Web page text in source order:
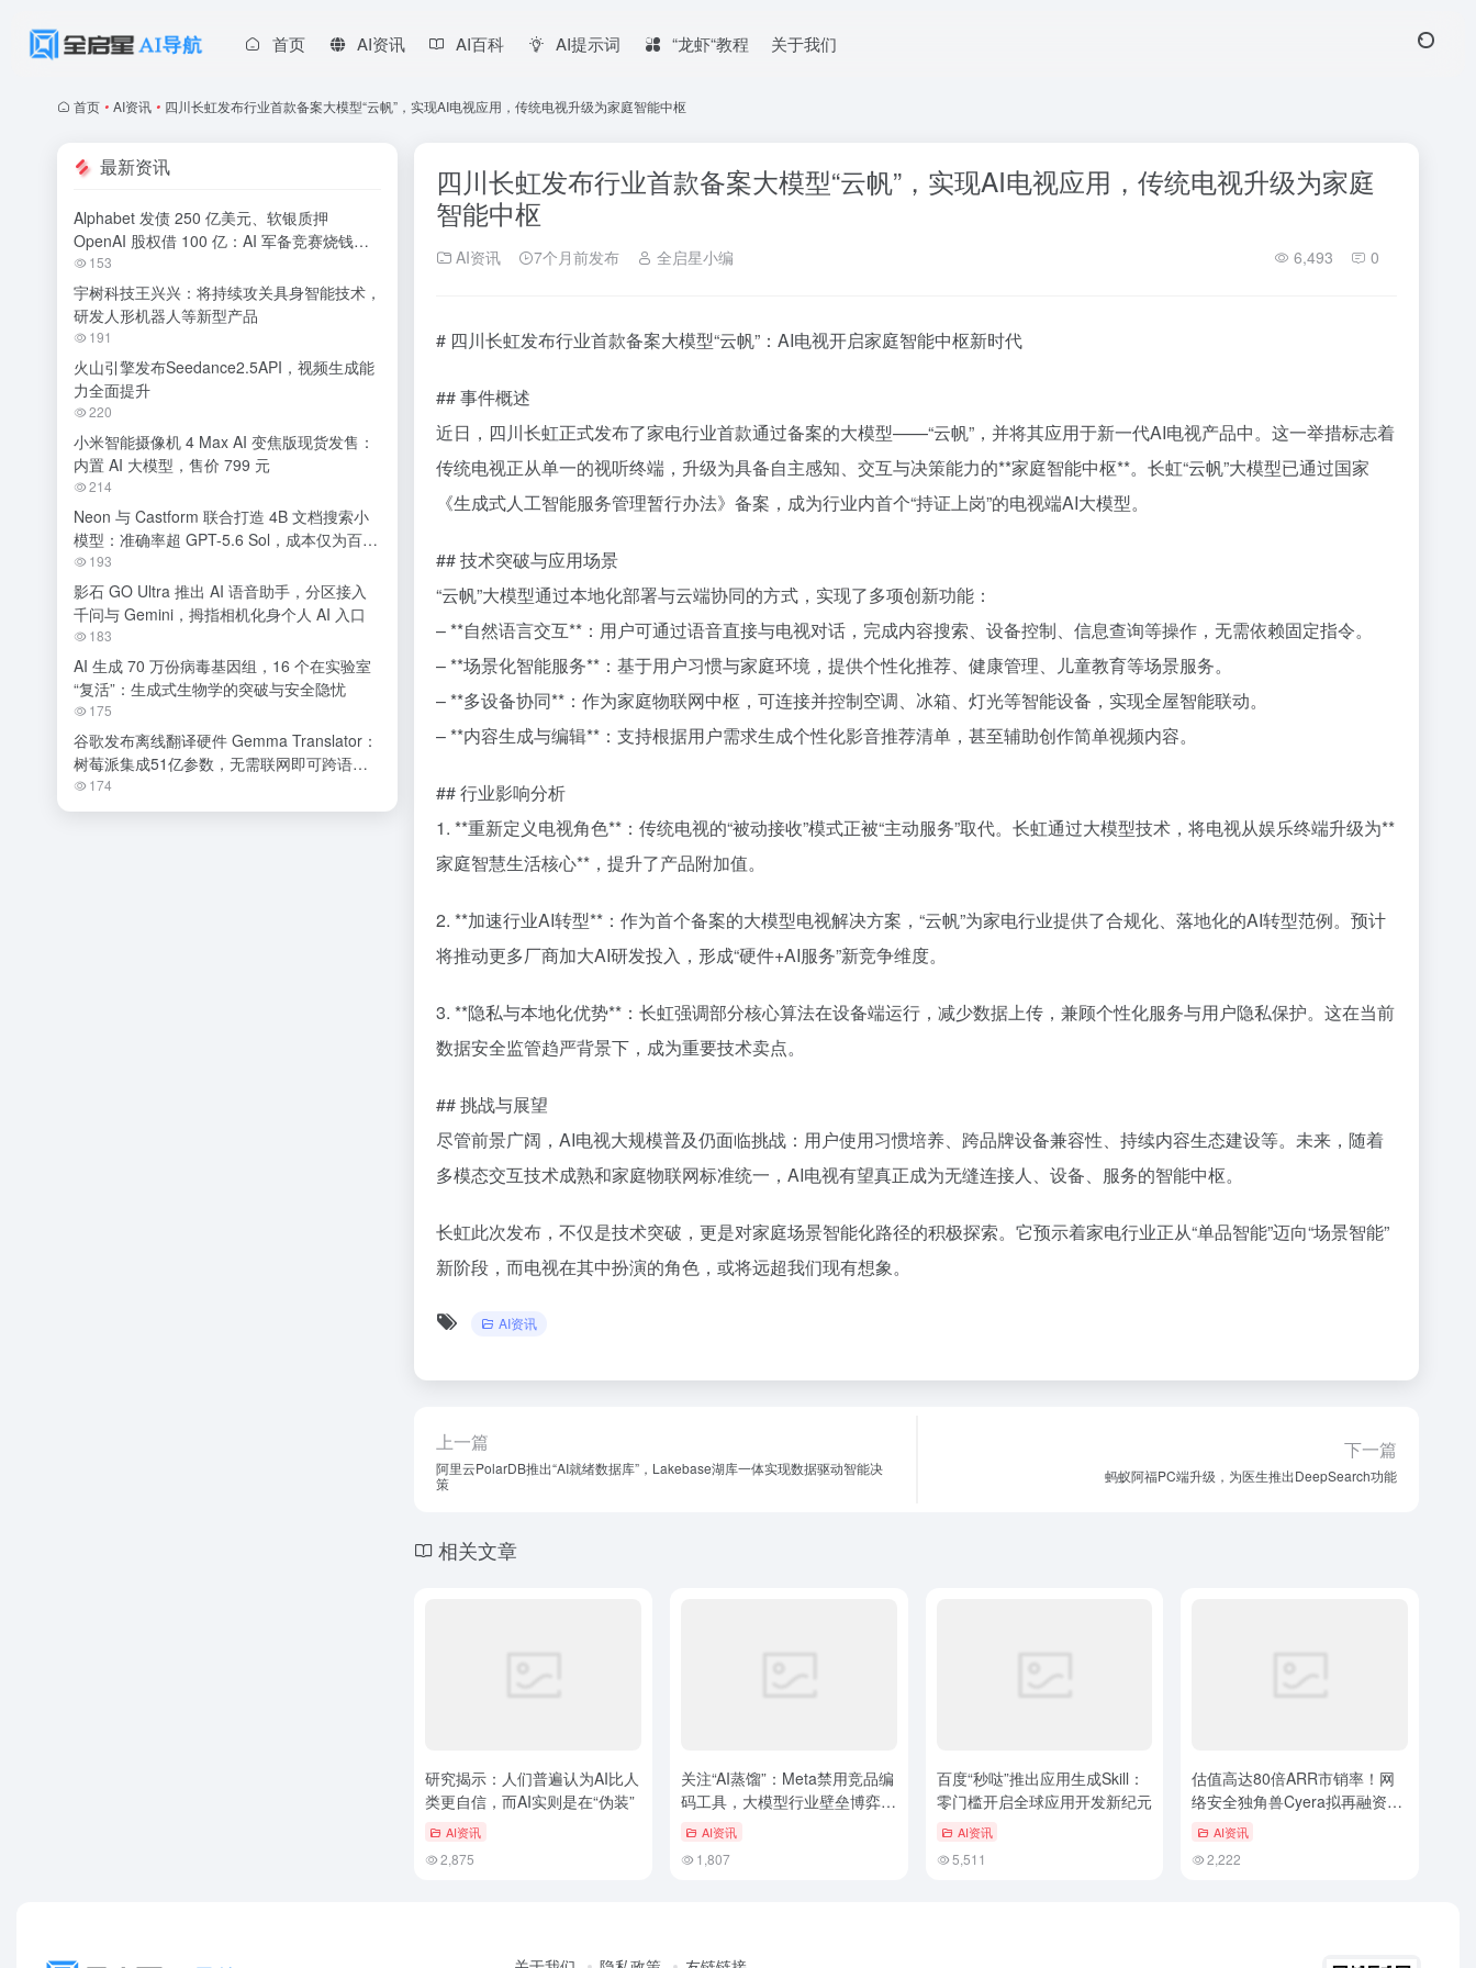
首页 AI资讯 AI百科 AI提示词 “龙虾“教程 关于我们
首页 • AI资讯 • 四川长虹发布行业首款备案大模型“云帆”，实现AI电视应用，传统电视升级为家庭智能中枢
四川长虹发布行业首款备案大模型“云帆”，实现AI电视应用，传统电视升级为家庭
智能中枢
AI资讯 7个月前发布 全启星小编 6,493 0
# 四川长虹发布行业首款备案大模型“云帆”：AI电视开启家庭智能中枢新时代
## 事件概述
近日，四川长虹正式发布了家电行业首款通过备案的大模型——“云帆”，并将其应用于新一代AI电视产品中。这一举措标志着
传统电视正从单一的视听终端，升级为具备自主感知、交互与决策能力的**家庭智能中枢**。长虹“云帆”大模型已通过国家
《生成式人工智能服务管理暂行办法》备案，成为行业内首个“持证上岗”的电视端AI大模型。
## 技术突破与应用场景
“云帆”大模型通过本地化部署与云端协同的方式，实现了多项创新功能：
– **自然语言交互**：用户可通过语音直接与电视对话，完成内容搜索、设备控制、信息查询等操作，无需依赖固定指令。
– **场景化智能服务**：基于用户习惯与家庭环境，提供个性化推荐、健康管理、儿童教育等场景服务。
– **多设备协同**：作为家庭物联网中枢，可连接并控制空调、冰箱、灯光等智能设备，实现全屋智能联动。
– **内容生成与编辑**：支持根据用户需求生成个性化影音推荐清单，甚至辅助创作简单视频内容。
## 行业影响分析
1. **重新定义电视角色**：传统电视的“被动接收”模式正被“主动服务”取代。长虹通过大模型技术，将电视从娱乐终端升级为**
家庭智慧生活核心**，提升了产品附加值。
2. **加速行业AI转型**：作为首个备案的大模型电视解决方案，“云帆”为家电行业提供了合规化、落地化的AI转型范例。预计
将推动更多厂商加大AI研发投入，形成“硬件+AI服务”新竞争维度。
3. **隐私与本地化优势**：长虹强调部分核心算法在设备端运行，减少数据上传，兼顾个性化服务与用户隐私保护。这在当前
数据安全监管趋严背景下，成为重要技术卖点。
## 挑战与展望
尽管前景广阔，AI电视大规模普及仍面临挑战：用户使用习惯培养、跨品牌设备兼容性、持续内容生态建设等。未来，随着
多模态交互技术成熟和家庭物联网标准统一，AI电视有望真正成为无缝连接人、设备、服务的智能中枢。
长虹此次发布，不仅是技术突破，更是对家庭场景智能化路径的积极探索。它预示着家电行业正从“单品智能”迈向“场景智能”
新阶段，而电视在其中扮演的角色，或将远超我们现有想象。
AI资讯
上一篇
阿里云PolarDB推出“AI就绪数据库”，Lakebase湖库一体实现数据驱动智能决
策
下一篇
蚂蚁阿福PC端升级，为医生推出DeepSearch功能
相关文章
研究揭示：人们普遍认为AI比人
类更自信，而AI实则是在“伪装”
AI资讯
2,875
关注“AI蒸馏”：Meta禁用竞品编
码工具，大模型行业壁垒博弈升
级 AI资讯
1,807
百度“秒哒”推出应用生成Skill：
零门槛开启全球应用开发新纪元
AI资讯
5,511
估值高达80倍ARR市销率！网
络安全独角兽Cyera拟再融资3
亿美元，商业化狂奔背后暗藏亏
损风险
AI资讯
2,222
最新资讯
Alphabet 发债 250 亿美元、软银质押
OpenAI 股权借 100 亿：AI 军备竞赛烧钱无
休止
153
宇树科技王兴兴：将持续攻关具身智能技术，
研发人形机器人等新型产品
191
火山引擎发布Seedance2.5API，视频生成能
力全面提升
220
小米智能摄像机 4 Max AI 变焦版现货发售：
内置 AI 大模型，售价 799 元
214
Neon 与 Castform 联合打造 4B 文档搜索小
模型：准确率超 GPT-5.6 Sol，成本仅为百分
之一
193
影石 GO Ultra 推出 AI 语音助手，分区接入
千问与 Gemini，拇指相机化身个人 AI 入口
183
AI 生成 70 万份病毒基因组，16 个在实验室
“复活”：生成式生物学的突破与安全隐忧
175
谷歌发布离线翻译硬件 Gemma Translator：
树莓派集成51亿参数，无需联网即可跨语种
交流
174